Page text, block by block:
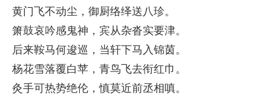
黄门飞不动尘，御厨络绎送八珍。
箫鼓哀吟感鬼神，宾从杂沓实要津。
后来鞍马何逡巡，当轩下马入锦茵。
杨花雪落覆白苹，青鸟飞去衔红巾。
灸手可热势绝伦，慎莫近前丞相嗔。